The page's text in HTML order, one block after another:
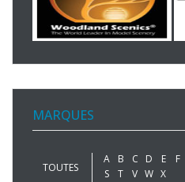
MARQUES
TOUTES
A B C D E F
S
T V W X